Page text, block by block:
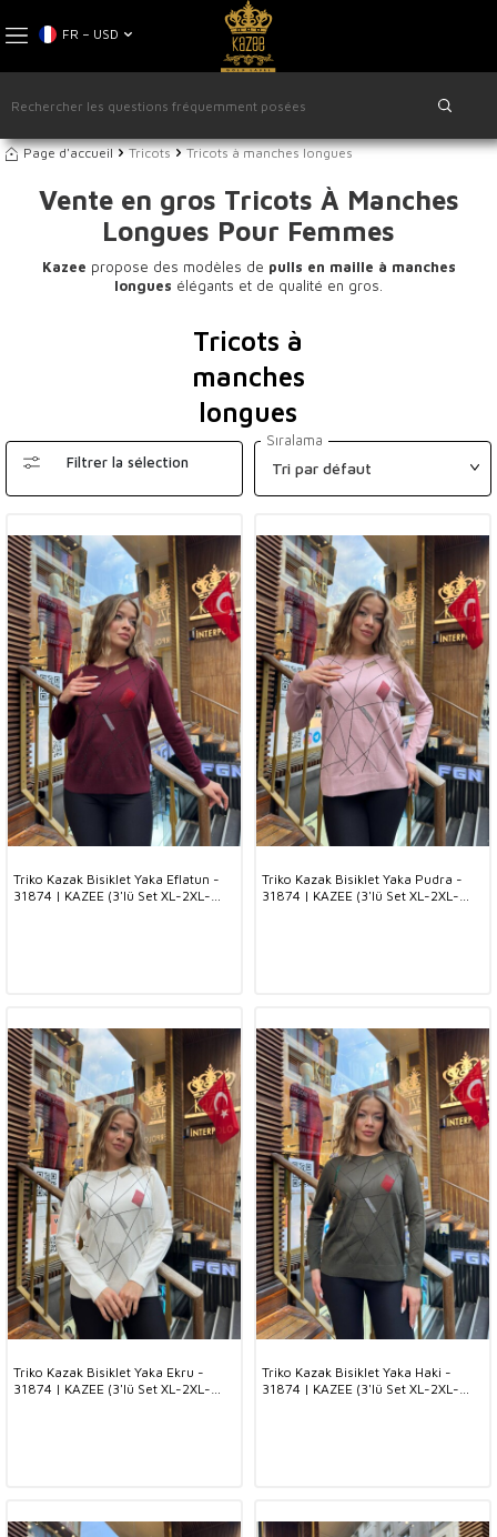
FR − USD
Page d'accueil Tricots Tricots à manches longues
Vente en gros Tricots À Manches
Longues Pour Femmes
Kazee propose des modèles de pulls en maille à manches
longues élégants et de qualité en gros.
Tricots à
manches
longues
Filtrer la sélection
Sıralama
Triko Kazak Bisiklet Yaka Eflatun -
31874 | KAZEE (3'lü Set XL-2XL-
Triko Kazak Bisiklet Yaka Pudra -
31874 | KAZEE (3'lü Set XL-2XL-
Triko Kazak Bisiklet Yaka Ekru -
31874 | KAZEE (3'lü Set XL-2XL-
Triko Kazak Bisiklet Yaka Haki -
31874 | KAZEE (3'lü Set XL-2XL-